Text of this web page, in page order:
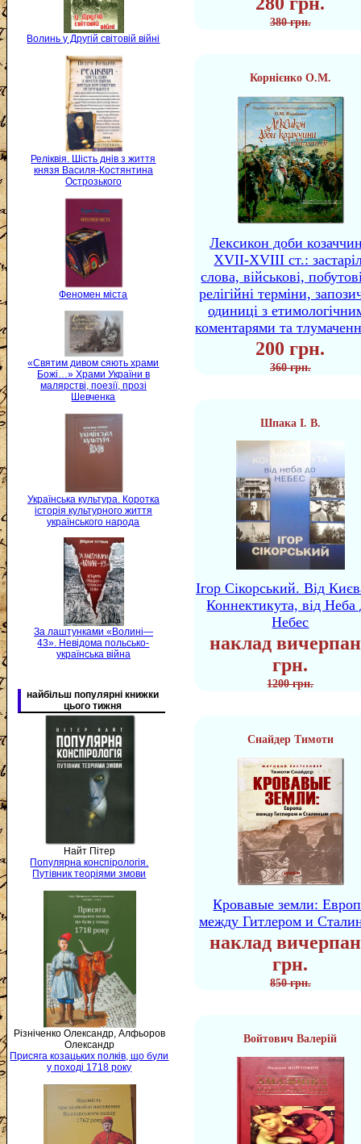
Волинь у Другій світовій війні
Реліквія. Шість днів з життя
князя Василя-Костянтина
Острозького
Феномен міста
«Святим дивом сяють храми
Божі…» Храми України в
малярстві, поезії, прозі
Шевченка
Українська культура. Коротка
історія культурного життя
українського народа
За лаштунками «Волині—
43». Невідома польсько-
українська війна
найбільш популярні книжки
цього тижня
Найт Пітер
Популярна конспірологія.
Путівник теоріями змови
Різніченко Олександр, Алфьоров
Олександр
Присяга козацьких полків, що були
у поході 1718 року
380 грн.
Корнієнко О.М.
Лексикон доби
XVII-XVIII ст.:
слова, військові,
релігійні терміни,
одиниці з
коментарями та
200 грн.
360 грн.
Шпака І. В.
Ігор Сікорський. Від
Коннектикута, від Неба
Небес
наклад
грн.
1200 грн.
Снайдер Тимоти
Кровавые земли:
между Гитлером и
наклад
грн.
850 грн.
Войтович Валерій